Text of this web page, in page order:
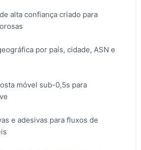
alta confiança criado para
por país, cidade, ASN e
móvel sub-0,5s para
e adesivas para fluxos de